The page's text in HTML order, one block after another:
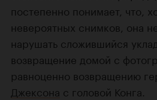
постепенно понимает, что,
невероятных снимков, она
нарушать сложившийся
возвращение домой с
равноценно возвращению
Джексона с головой Конга.